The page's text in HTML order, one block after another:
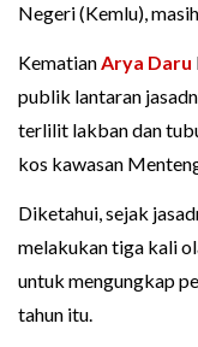
Negeri (Kemlu),
KematianArya Daru
publik lantaran
terlilit lakban dan
kos kawasan
Diketahui, sejak
melakukan tiga kali
untuk mengungkap
tahun itu.